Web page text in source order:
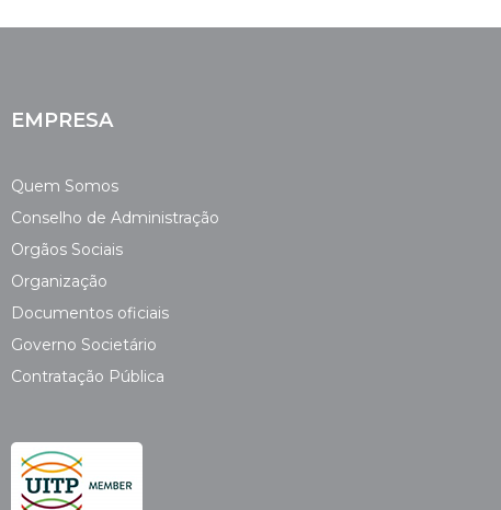
EMPRESA
Quem Somos
Conselho de Administração
Orgãos Sociais
Organização
Documentos oficiais
Governo Societário
Contratação Pública